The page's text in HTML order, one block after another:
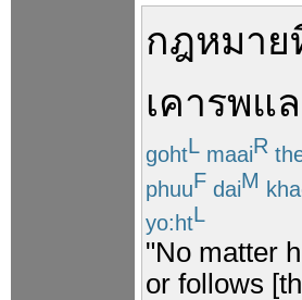
กฎหมาย
เคารพแ
gohtL maaiR
phuuF daiM
yo:htL
"No matter
or follows